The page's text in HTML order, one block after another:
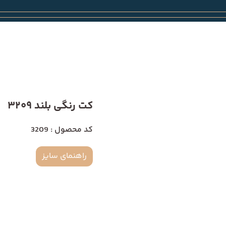
کت رنگی بلند 3209
کد محصول : 3209
راهنمای سایز